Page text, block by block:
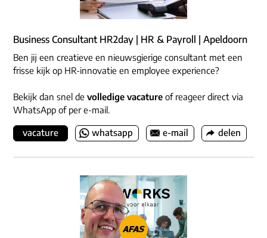
Business Consultant HR2day | HR & Payroll | Apeldoorn
Ben jij een creatieve en nieuwsgierige consultant met een
frisse kijk op HR-innovatie en employee experience?
Bekijk dan snel de volledige vacature of reageer direct via
WhatsApp of per e-mail.
vacature whatsapp e-mail delen